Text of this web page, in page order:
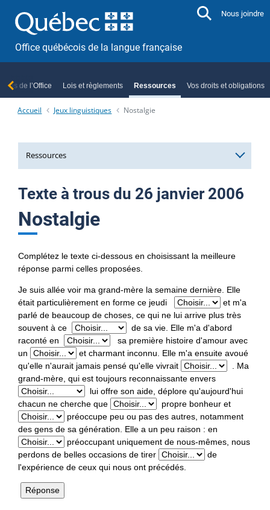
Office québécois de la langue française
Nous joindre
de l’Office Lois et règlements Ressources Vos droits et obligations
Accueil Jeux linguistiques Nostalgie
Ressources
Officialisation linguistique
Index alphabétique des termes officialisés
Index des avis linguistiques
Index des recommandations générales d’usage
Le français, au cœur de nos ambitions
Protocole de visibilité
Lexiques et vocabulaires
Dix mots vedettes
Nouvelles
Jeux linguistiques
Données sociolinguistiques
Texte à trous du 26 janvier 2006
Nostalgie
Complétez le texte ci-dessous en choisissant la meilleure
réponse parmi celles proposées.
Je suis allée voir ma grand-mère la semaine dernière. Elle
était particulièrement en forme ce jeudi
et m'a
parlé de beaucoup de choses, ce qui ne lui arrive plus très
souvent à ce
de sa vie. Elle m'a d'abord
raconté en
sa première histoire d'amour avec
un
et charmant inconnu. Elle m'a ensuite avoué
qu'elle n'aurait jamais pensé qu'elle vivrait
. Ma
grand-mère, qui est toujours reconnaissante envers
lui offre son aide, déplore qu'aujourd'hui
chacun ne cherche que
propre bonheur et
préoccupe peu ou pas des autres, notamment
des gens de sa génération. Elle a un peu raison : en
préoccupant uniquement de nous-mêmes, nous
perdons de belles occasions de tirer
de
l'expérience de ceux qui nous ont précédés.